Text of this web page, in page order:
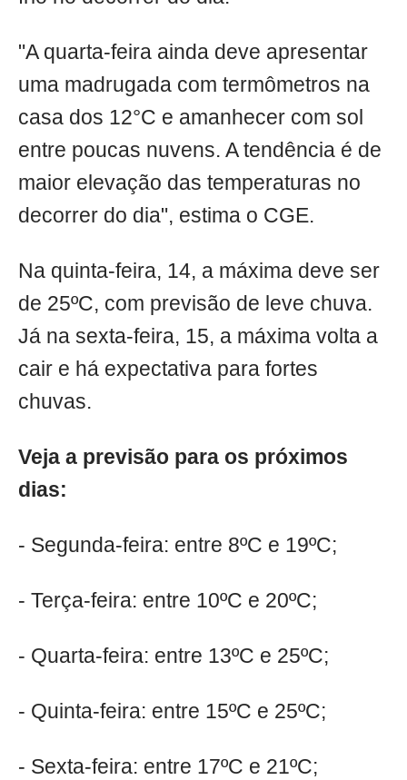
"A quarta-feira ainda deve apresentar
uma madrugada com termômetros na
casa dos 12°C e amanhecer com sol
entre poucas nuvens. A tendência é de
maior elevação das temperaturas no
decorrer do dia", estima o CGE.
Na quinta-feira, 14, a máxima deve ser
de 25ºC, com previsão de leve chuva.
Já na sexta-feira, 15, a máxima volta a
cair e há expectativa para fortes
chuvas.
Veja a previsão para os próximos
dias:
- Segunda-feira: entre 8ºC e 19ºC;
- Terça-feira: entre 10ºC e 20ºC;
- Quarta-feira: entre 13ºC e 25ºC;
- Quinta-feira: entre 15ºC e 25ºC;
- Sexta-feira: entre 17ºC e 21ºC;